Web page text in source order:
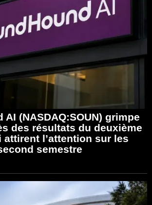
AI (NASDAQ:SOUN) grimpe
des résultats du deuxième
l’attention sur les
semestre